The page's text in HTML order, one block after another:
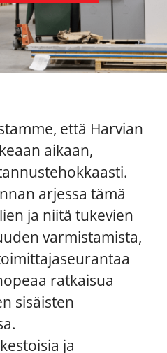
että Harvian
aikaan,
arjessa tämä
ja niitä tukevien
varmistamista,
ratkaisua
sisäisten
ja